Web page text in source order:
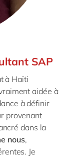
SAP
à Haïti
aidée à
à définir
provenant
dans la
nous,
Je